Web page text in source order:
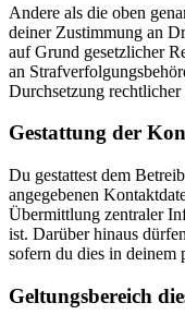
Andere als die oben
deiner Zustimmung an
auf Grund gesetzlicher
an
Durchsetzung
Gestattung der
Du gestattest dem
angegebenen
Übermittlung zentraler
ist. Darüber hinaus
sofern du dies in deinem
Geltungsbereich